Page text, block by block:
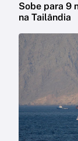
Sobe para 9
na Tailândia